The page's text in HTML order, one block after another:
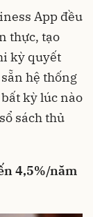
App đều
thực, tạo
kỳ quyết
hệ thống
kỳ lúc nào
sách thủ
4,5%/năm